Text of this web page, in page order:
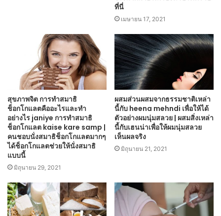
ที่นี่
เมษายน 17, 2021
สุขภาพจิต การทำสมาธิ
ช็อกโกแลตคืออะไรและทำ
อย่างไร janiye การทำสมาธิ
ช็อกโกแลต kaise kare samp |
คนชอบนั่งสมาธิช็อกโกแลตมากๆ
ได้ช็อกโกแลตช่วยให้นั่งสมาธิ
แบบนี้
มิถุนายน 29, 2021
ผสมส่วนผสมจากธรรมชาติเหล่า
นี้กับ heena mehndi เพื่อให้ได้
ตัวอย่างผมนุ่มสลวย | ผสมสิ่งเหล่า
นี้กับเฮนน่าเพื่อให้ผมนุ่มสลวย
เห็นผลจริง
มิถุนายน 21, 2021